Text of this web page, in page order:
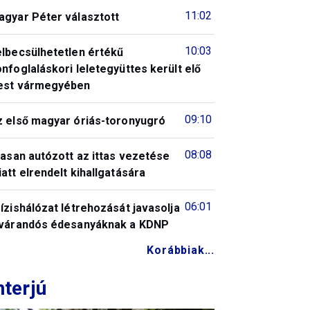
11:02
Péter választott
10:03
értékű
leletegyüttes került elő
vármegyében
09:10
első magyar óriás-toronyugró
08:08
autózott az ittas vezetése
elrendelt kihallgatására
06:01
létrehozását javasolja
édesanyáknak a KDNP
Korábbiak...